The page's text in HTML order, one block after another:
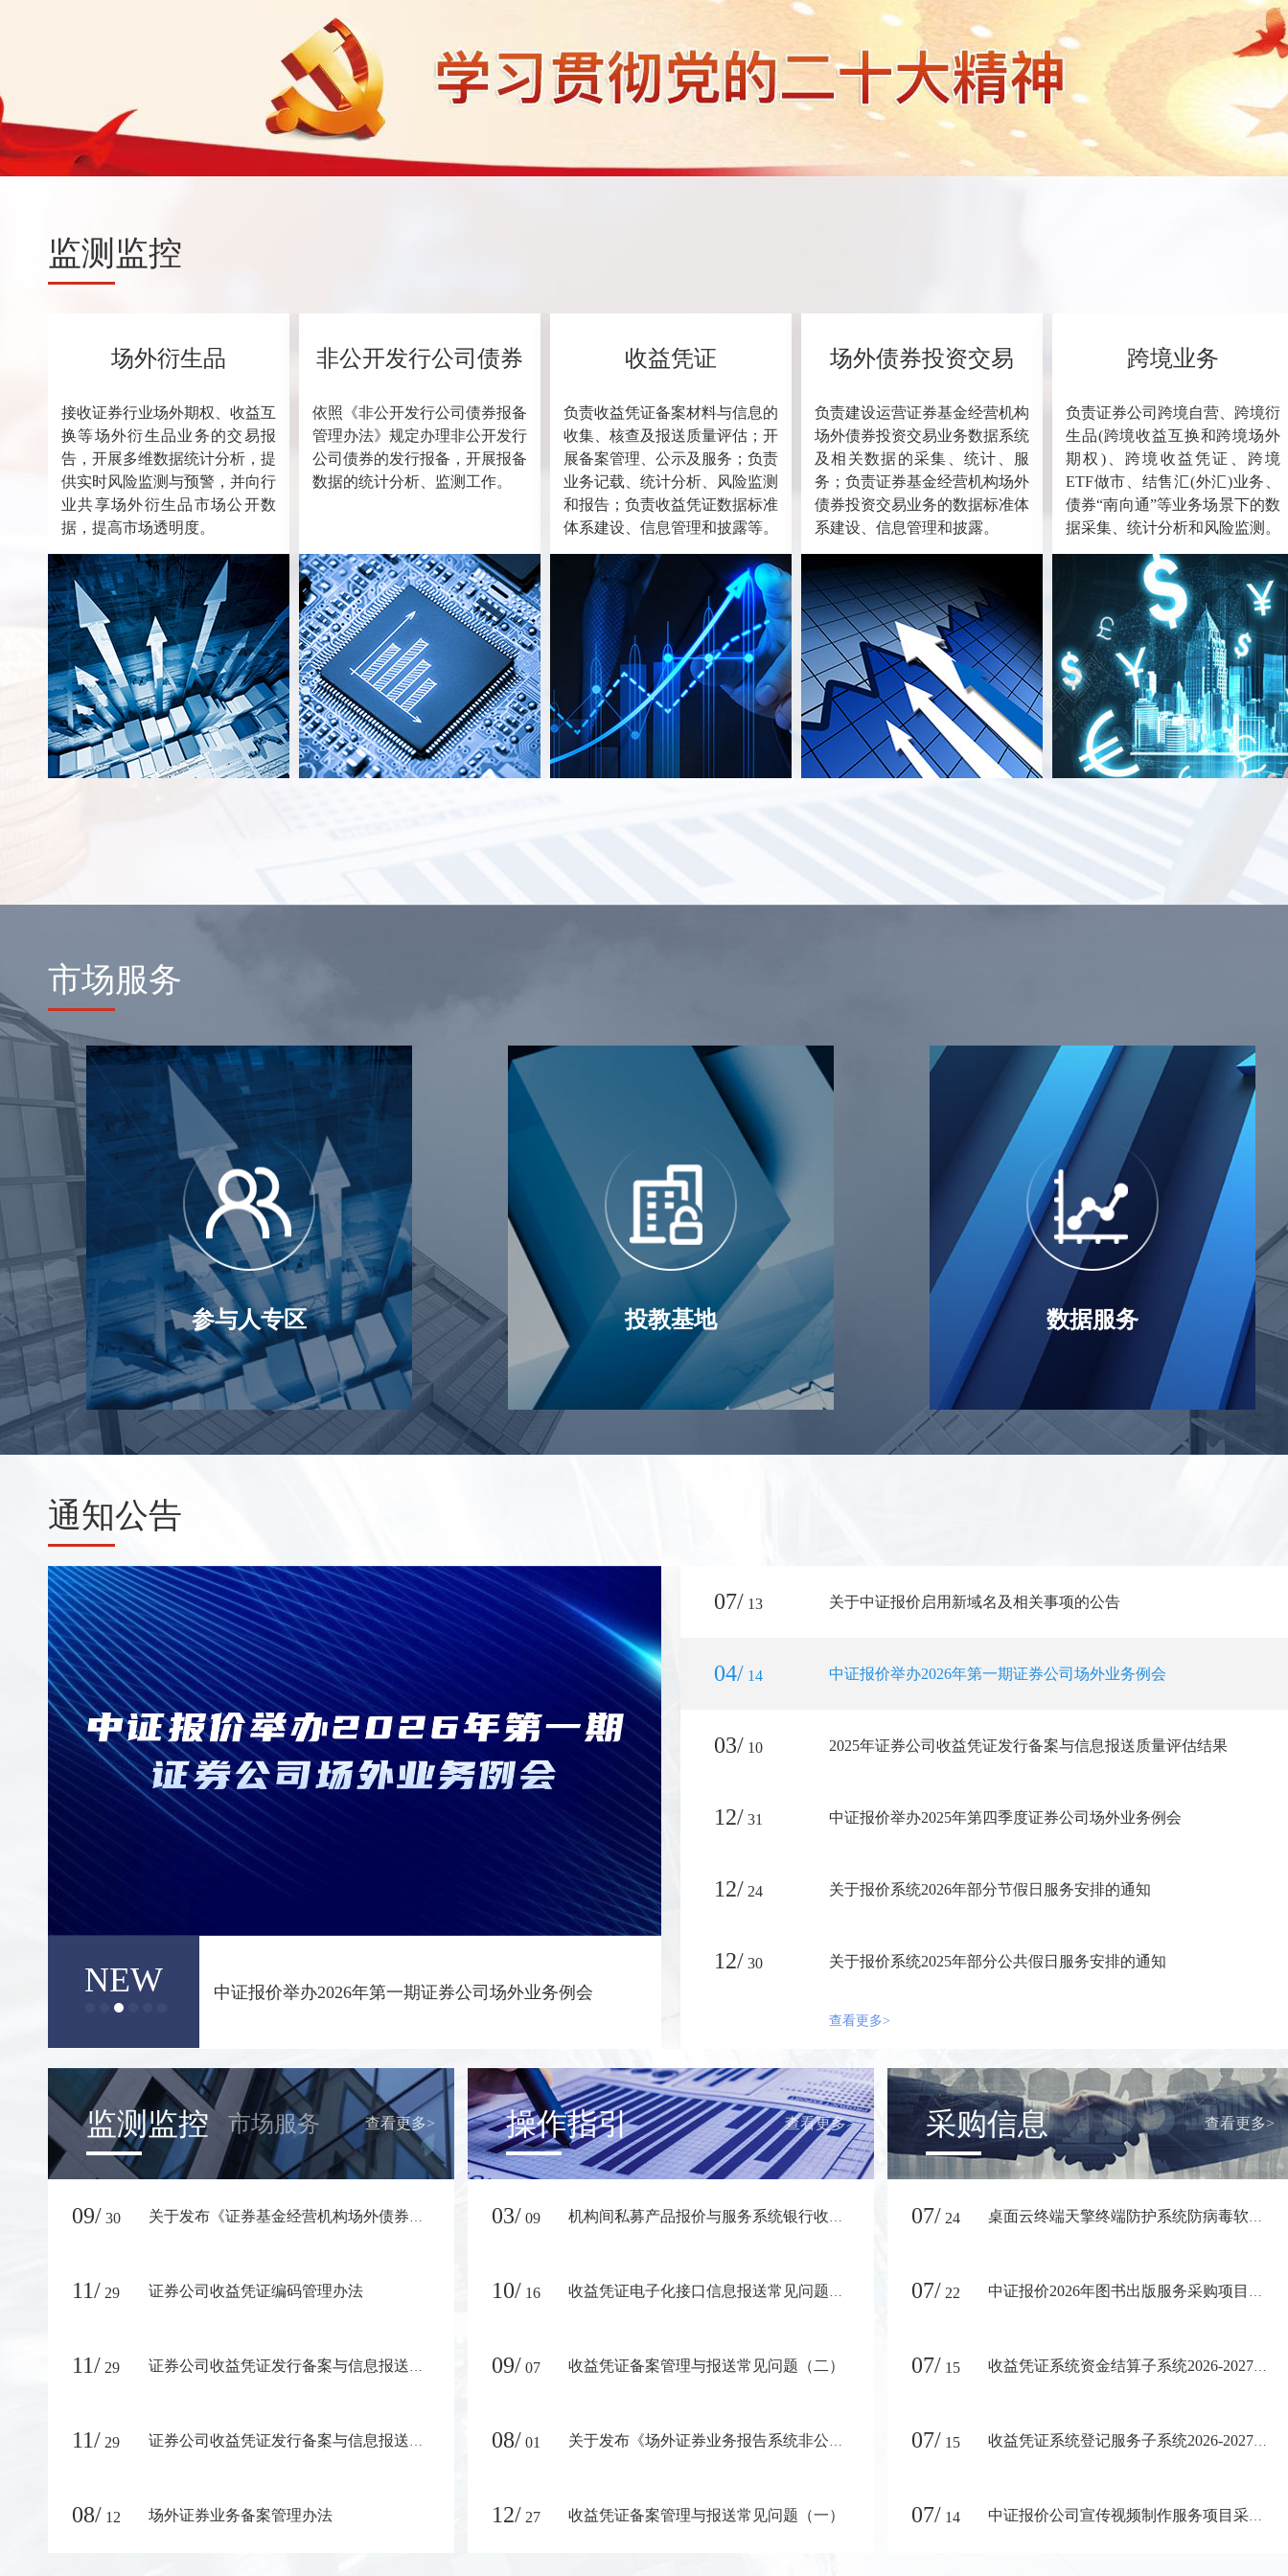
监测 监控
场外衍生品
接收证券行业场外期权、收益互
换等场外衍生品业务的交易报
告，开展多维数据统计分析，提
供实时风险监测与预警，并向行
业共享场外衍生品市场公开数
据，提高市场透明度。
非公开发行公司债券
依照《非公开发行公司债券报备
管理办法》规定办理非公开发行
公司债券的发行报备，开展报备
数据的统计分析、监测工作。
收益凭证
负责收益凭证备案材料与信息的
收集、核查及报送质量评估；开
展备案管理、公示及服务；负责
业务记载、统计分析、风险监测
和报告；负责收益凭证数据标准
体系建设、信息管理和披露等。
场外债券投资交易
负责建设运营证券基金经营机构
场外债券投资交易业务数据系统
及相关数据的采集、统计、服
务；负责证券基金经营机构场外
债券投资交易业务的数据标准体
系建设、信息管理和披露。
跨境业务
负责证券公司跨境自营、跨境衍
生品(跨境收益互换和跨境场外
期权)、跨境收益凭证、跨境
ETF做市、结售汇(外汇)业务、
债券“南向通”等业务场景下的数
据采集、统计分析和风险监测。
市场服务
参与人专区 投教基地 数据服务
通知公告
NEW
果
07/ 13 关于中证报价启用新域名及相关事项的公告
04/ 14 中证报价举办2026年第一期证券公司场外业务例会
03/ 10 2025年证券公司收益凭证发行备案与信息报送质量评估结果
12/ 31 中证报价举办2025年第四季度证券公司场外业务例会
12/ 24 关于报价系统2026年部分节假日服务安排的通知
12/ 30 关于报价系统2025年部分公共假日服务安排的通知
查看更多>
监测监控 查看更多>
市场服务
09/ 30 关于发布《证券基金经营机构场外债券投资交易业务数据填报指南》的通知
11/ 29 证券公司收益凭证编码管理办法
11/ 29 证券公司收益凭证发行备案与信息报送核查实施办法
11/ 29 证券公司收益凭证发行备案与信息报送质量评估实施办法
08/ 12 场外证券业务备案管理办法
操作指引 查看更多>
03/ 09 机构间私募产品报价与服务系统银行收款账户列表
10/ 16 收益凭证电子化接口信息报送常见问题解答（一）
09/ 07 收益凭证备案管理与报送常见问题（二）
08/ 01 关于发布《场外证券业务报告系统非公开发行公司债券报备操作手册》的通知
12/ 27 收益凭证备案管理与报送常见问题（一）
采购信息 查看更多>
07/ 24 桌面云终端天擎终端防护系统防病毒软件（2026-2027）授权项目采购结果公告
07/ 22 中证报价2026年图书出版服务采购项目采购结果公告
07/ 15 收益凭证系统资金结算子系统2026-2027年度维护保障服务项目采购结果公告
07/ 15 收益凭证系统登记服务子系统2026-2027年度维护保障服务项目采购结果公告
07/ 14 中证报价公司宣传视频制作服务项目采购结果公告